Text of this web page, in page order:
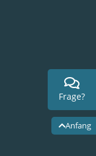
Frage?
Anfang